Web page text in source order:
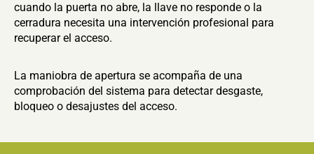
cuando la puerta no abre, la llave no responde o la
cerradura necesita una intervención profesional para
recuperar el acceso.
La maniobra de apertura se acompaña de una
comprobación del sistema para detectar desgaste,
bloqueo o desajustes del acceso.